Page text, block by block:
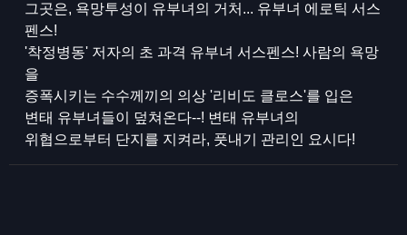
그곳은, 욕망투성이 유부녀의 거처... 유부녀 에로틱 서스
펜스!
'착정병동' 저자의 초 과격 유부녀 서스펜스! 사람의 욕망
을
증폭시키는 수수께끼의 의상 '리비도 클로스'를 입은
변태 유부녀들이 덮쳐온다--! 변태 유부녀의
위협으로부터 단지를 지켜라, 풋내기 관리인 요시다!